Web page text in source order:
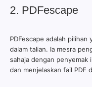
2. PDFescape
PDFescape adalah
dalam talian. Ia mesra
sahaja dengan penyemak
dan menjelaskan fail PDF